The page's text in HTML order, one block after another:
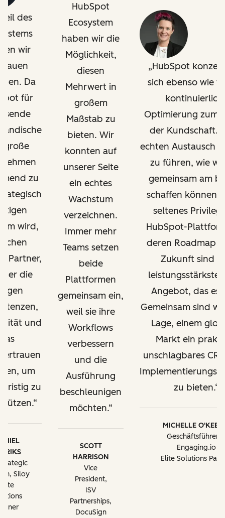
des
wir
Da
für
große
zu
wird,
Partner,
die
und
um
zu
Siloy
Elite
HubSpot
Ecosystem
haben wir die
Möglichkeit,
diesen
Mehrwert in
großem
Maßstab zu
bieten. Wir
konnten auf
unserer Seite
ein echtes
Wachstum
verzeichnen.
Immer mehr
Teams setzen
beide
Plattformen
gemeinsam ein,
weil sie ihre
Workflows
verbessern
und die
Ausführung
beschleunigen
möchten.
SCOTT
HARRISON
Vice
President,
ISV
Partnerships,
DocuSign
HubSpot
sich ebenso wie
Optimierung zum
der Kundschaft.
echten Austausch
zu führen, wie
gemeinsam am
schaffen können,
seltenes
HubSpot-
deren Roadmap
Zukunft sind
leistungsstärkste
Angebot, das es
Gemeinsam sind
Lage, einem
Markt ein
unschlagbares
zu bieten.
MICHELLE
Engaging.io
Elite Solutions